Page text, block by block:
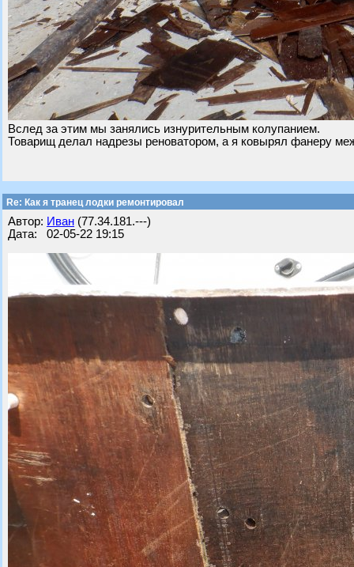
Вслед за этим мы занялись изнурительным колупанием.
Товарищ делал надрезы реноватором, а я ковырял фанеру
Re: Как я транец лодки ремонтировал
Автор: Иван (77.34.181.---)
Дата: 02-05-22 19:15